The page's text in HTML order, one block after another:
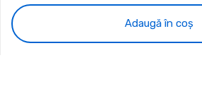
Adaugă în coș